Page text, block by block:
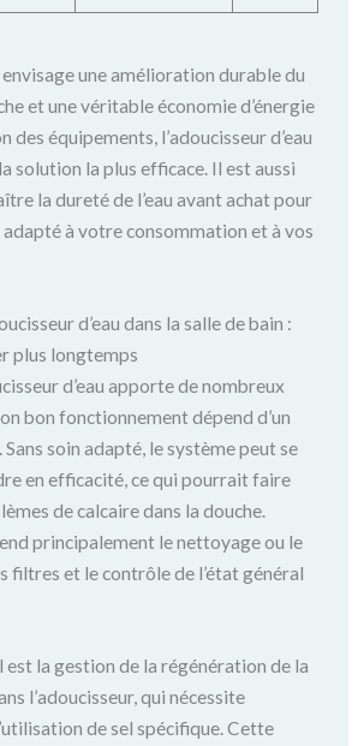
envisage une amélioration durable du
et une véritable économie d’énergie
des équipements, l’adoucisseur d’eau
solution la plus efficace. Il est aussi
la dureté de l’eau avant achat pour
à votre consommation et à vos
d’eau dans la salle de bain :
plus longtemps
d’eau apporte de nombreux
bon fonctionnement dépend d’un
soin adapté, le système peut se
en efficacité, ce qui pourrait faire
de calcaire dans la douche.
principalement le nettoyage ou le
filtres et le contrôle de l’état général
est la gestion de la régénération de la
l’adoucisseur, qui nécessite
de sel spécifique. Cette